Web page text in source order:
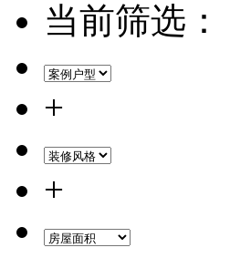
当前筛选：
+
+